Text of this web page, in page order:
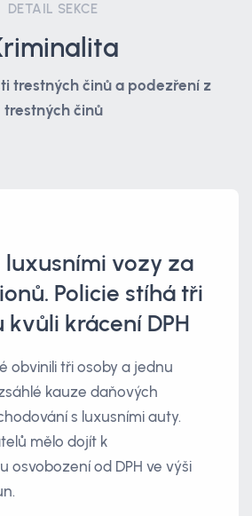
DETAIL SEKCE
trestných činů a podezření z
trestných činů
luxusními vozy za
Policie stíhá tři
krácení DPH
obvinili tři osoby a jednu
kauze daňových
s luxusními auty.
mělo dojít k
osvobození od DPH ve výši